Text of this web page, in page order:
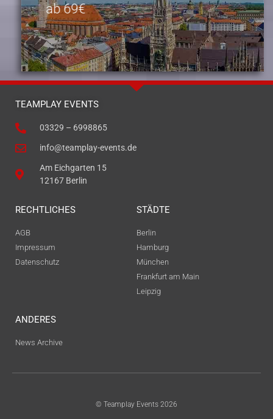
ab 69€
TEAMPLAY EVENTS
03329 – 6998865
info@teamplay-events.de
Am Eichgarten 15
12167 Berlin
RECHTLICHES
AGB
Impressum
Datenschutz
STÄDTE
Berlin
Hamburg
München
Frankfurt am Main
Leipzig
ANDERES
News Archive
© Teamplay Events 2026